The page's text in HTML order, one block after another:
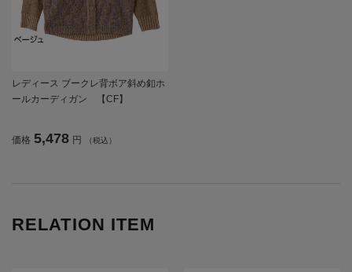
レディース ブークレ背ボア斜め釦ホ
ールカーディガン 【CF】
価格 5,478 円 （税込）
RELATION ITEM